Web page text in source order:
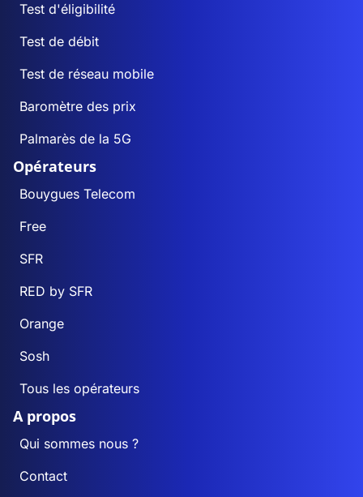
Test d'éligibilité
Test de débit
Test de réseau mobile
Baromètre des prix
Palmarès de la 5G
Opérateurs
Bouygues Telecom
Free
SFR
RED by SFR
Orange
Sosh
Tous les opérateurs
A propos
Qui sommes nous ?
Contact